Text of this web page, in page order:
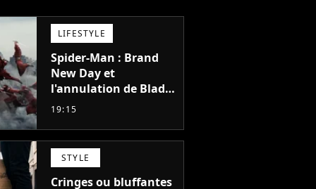
LIFESTYLE
Spider-Man : Brand
New Day et
l'annulation de Blade
montrent que Marvel
faire quoi que ce soit
de simple
19:15
STYLE
Cringes ou bluffantes